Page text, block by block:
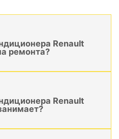
Renault
ремонта?
Renault